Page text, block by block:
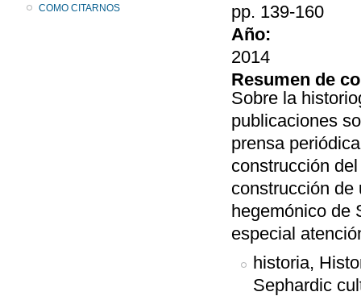
COMO CITARNOS
pp. 139-160
Año:
2014
Resumen de
Sobre la
publicaciones
prensa
construcción
construcción de
hegemónico de
especial
historia,
Sephardic